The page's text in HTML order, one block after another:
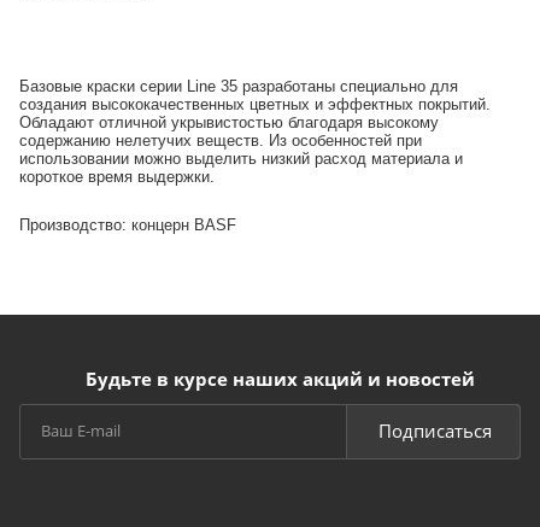
Базовые краски серии Line 35 разработаны специально для
создания высококачественных цветных и эффектных покрытий.
Обладают отличной укрывистостью благодаря высокому
содержанию нелетучих веществ. Из особенностей при
использовании можно выделить низкий расход материала и
короткое время выдержки.
Производство: концерн BASF
Будьте в курсе наших акций и новостей
Подписаться